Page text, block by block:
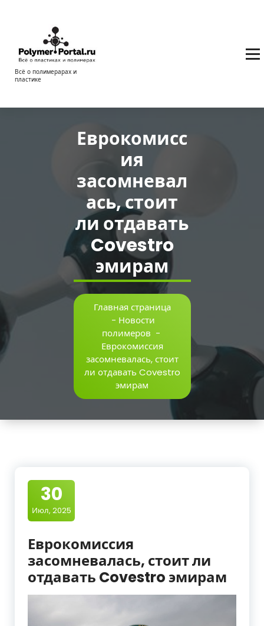
содержимому
Всё о полимерарах и
пластике
Еврокомисс
ия
засомневал
ась, стоит
ли отдавать
Covestro
эмирам
Главная страница
- Новости
полимеров -
Еврокомиссия
засомневалась, стоит
ли отдавать Covestro
эмирам
30
Июл, 2025
Еврокомиссия
засомневалась, стоит ли
отдавать Covestro эмирам